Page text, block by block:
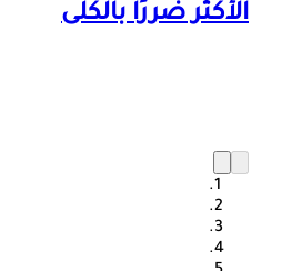
الأكثر ضررًا بالكلى